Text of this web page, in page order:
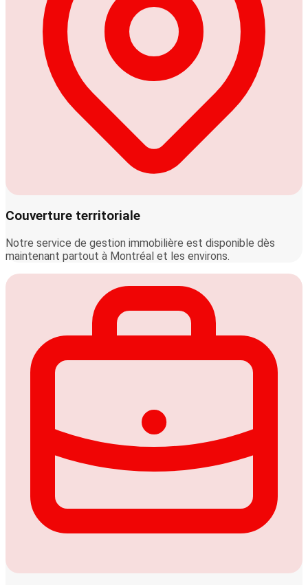
Couverture territoriale
Notre service de gestion immobilière est disponible dès
maintenant partout à Montréal et les environs.